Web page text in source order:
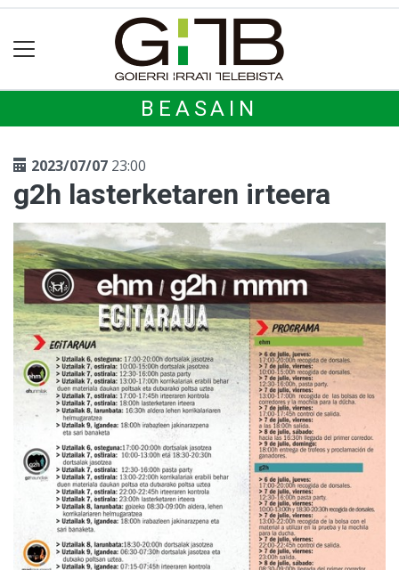
BEASAIN
2023/07/07 23:00
g2h lasterketaren irteera